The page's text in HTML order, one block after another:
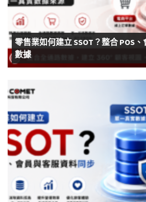
零售業如何建立 SSOT？整合 POS
數據